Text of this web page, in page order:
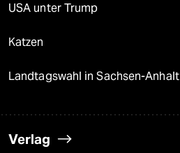
USA unter Trump
Katzen
Landtagswahl in Sachsen-Anhalt
Verlag